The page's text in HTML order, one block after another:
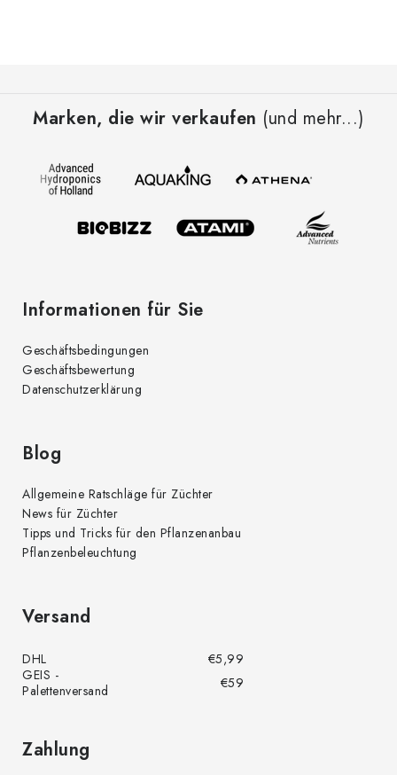
Marken, die wir verkaufen (und mehr...)
Informationen für Sie
Geschäftsbedingungen
Geschäftsbewertung
Datenschutzerklärung
Blog
Allgemeine Ratschläge für Züchter
News für Züchter
Tipps und Tricks für den Pflanzenanbau
Pflanzenbeleuchtung
Versand
DHL
€5,99
GEIS -
Palettenversand
€59
Zahlung